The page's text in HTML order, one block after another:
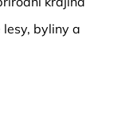
byliny a